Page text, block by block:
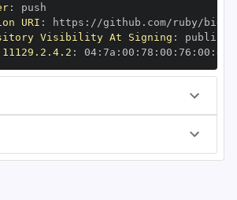
:
URI : https :
Visibility At Signing :
: 04: 7a : 00 : 78 : 00 : 76 : 00 : dd